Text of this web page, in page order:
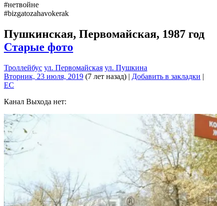
#нетвойне
#bizgatozahavokerak
Пушкинская, Первомайская, 1987 год
Старые фото
Троллейбус ул. Первомайская ул. Пушкина
Вторник, 23 июля, 2019 (7 лет назад) | Добавить в закладки |
EC
Канал Выхода нет: